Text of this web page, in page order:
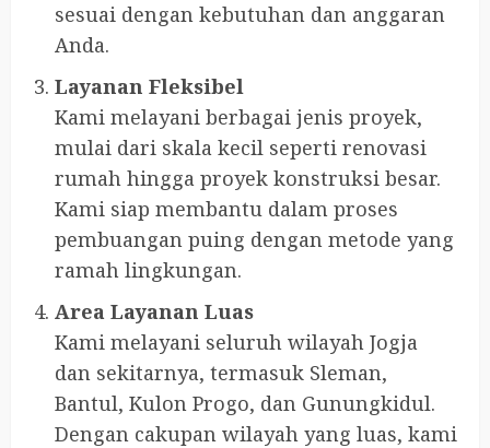
sesuai dengan kebutuhan dan anggaran
Anda.
Layanan Fleksibel
Kami melayani berbagai jenis proyek,
mulai dari skala kecil seperti renovasi
rumah hingga proyek konstruksi besar.
Kami siap membantu dalam proses
pembuangan puing dengan metode yang
ramah lingkungan.
Area Layanan Luas
Kami melayani seluruh wilayah Jogja
dan sekitarnya, termasuk Sleman,
Bantul, Kulon Progo, dan Gunungkidul.
Dengan cakupan wilayah yang luas, kami